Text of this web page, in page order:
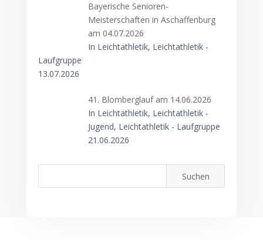
Bayerische Senioren-
Meisterschaften in Aschaffenburg
am 04.07.2026
In Leichtathletik, Leichtathletik -
Laufgruppe
13.07.2026
41. Blomberglauf am 14.06.2026
In Leichtathletik, Leichtathletik -
Jugend, Leichtathletik - Laufgruppe
21.06.2026